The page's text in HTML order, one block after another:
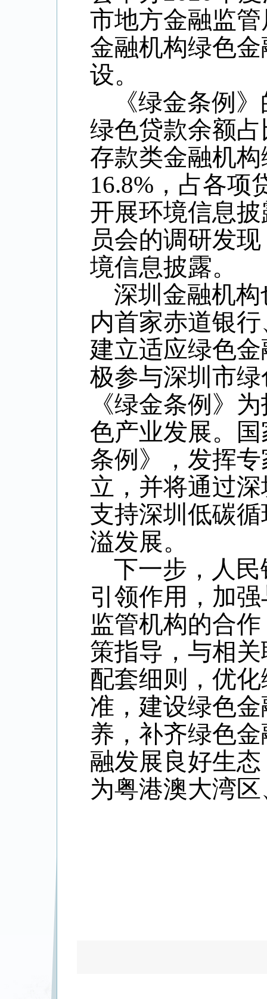
市地方金融监
金融机构绿色
设。
《绿金条例
绿色贷款余额
存款类金融机
16.8%，占各项
开展环境信息
员会的调研发
境信息披露。
深圳金融机
内首家赤道银
建立适应绿色
极参与深圳市
《绿金条例》
色产业发展。
条例》，发挥
立，并将通过
支持深圳低碳
溢发展。
下一步，人
引领作用，加
监管机构的合
策指导，与相
配套细则，优
准，建设绿色
养，补齐绿色
融发展良好生
为粤港澳大湾